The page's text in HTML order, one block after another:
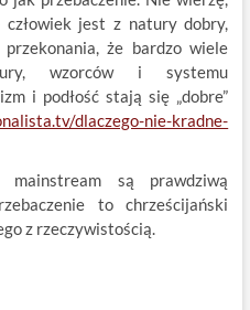
jest z natury dobry,
że bardzo wiele
wzorców i systemu
i podłość stają się „dobre”
dlaczego-nie-kradne-
są prawdziwą
to chrześcijański
z rzeczywistością.